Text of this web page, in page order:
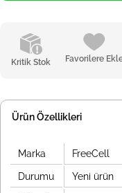
Kritik Stok Favorilere
Ürün Özellikleri
Marka FreeCell
Durumu Yeni ürün